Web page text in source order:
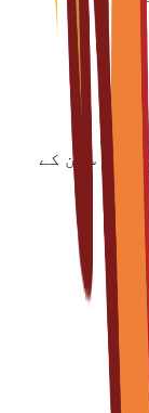
رہن سہن کے